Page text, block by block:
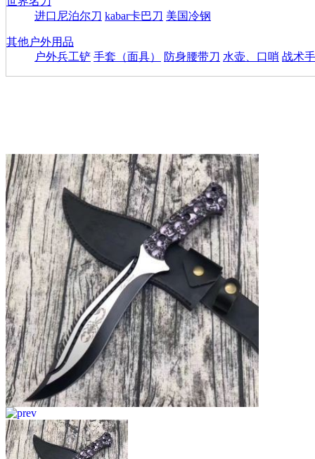
进口尼泊尔刀 kabar卡巴刀 美国冷钢
其他户外用品
户外兵工铲 手套（面具） 防身腰带刀 水壶、口哨 战术